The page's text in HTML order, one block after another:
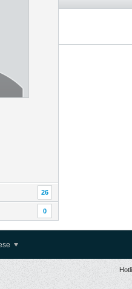
26
0